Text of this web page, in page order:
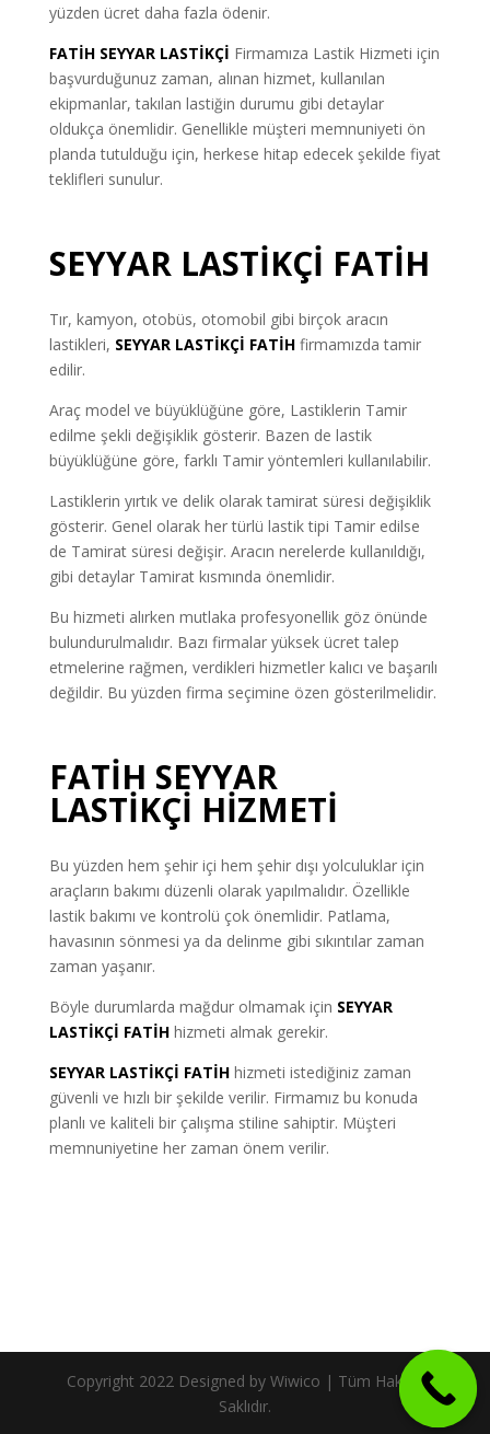
yüzden ücret daha fazla ödenir.
FATİH SEYYAR LASTİKÇİ Firmamıza Lastik Hizmeti için
başvurduğunuz zaman, alınan hizmet, kullanılan
ekipmanlar, takılan lastiğin durumu gibi detaylar
oldukça önemlidir. Genellikle müşteri memnuniyeti ön
planda tutulduğu için, herkese hitap edecek şekilde fiyat
teklifleri sunulur.
SEYYAR LASTİKÇİ FATİH
Tır, kamyon, otobüs, otomobil gibi birçok aracın
lastikleri, SEYYAR LASTİKÇİ FATİH firmamızda tamir
edilir.
Araç model ve büyüklüğüne göre, Lastiklerin Tamir
edilme şekli değişiklik gösterir. Bazen de lastik
büyüklüğüne göre, farklı Tamir yöntemleri kullanılabilir.
Lastiklerin yırtık ve delik olarak tamirat süresi değişiklik
gösterir. Genel olarak her türlü lastik tipi Tamir edilse
de Tamirat süresi değişir. Aracın nerelerde kullanıldığı,
gibi detaylar Tamirat kısmında önemlidir.
Bu hizmeti alırken mutlaka profesyonellik göz önünde
bulundurulmalıdır. Bazı firmalar yüksek ücret talep
etmelerine rağmen, verdikleri hizmetler kalıcı ve başarılı
değildir. Bu yüzden firma seçimine özen gösterilmelidir.
FATİH SEYYAR
LASTİKÇİ HİZMETİ
Bu yüzden hem şehir içi hem şehir dışı yolculuklar için
araçların bakımı düzenli olarak yapılmalıdır. Özellikle
lastik bakımı ve kontrolü çok önemlidir. Patlama,
havasının sönmesi ya da delinme gibi sıkıntılar zaman
zaman yaşanır.
Böyle durumlarda mağdur olmamak için SEYYAR
LASTİKÇİ FATİH hizmeti almak gerekir.
SEYYAR LASTİKÇİ FATİH hizmeti istediğiniz zaman
güvenli ve hızlı bir şekilde verilir. Firmamız bu konuda
planlı ve kaliteli bir çalışma stiline sahiptir. Müşteri
memnuniyetine her zaman önem verilir.
Copyright 2022 Designed by Wiwico | Tüm Hakları
Saklıdır.